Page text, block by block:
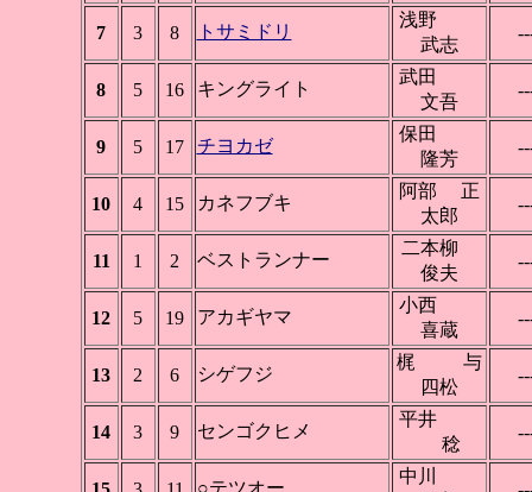
7 3 8 トサミドリ
浅野
武志
8 5 16 キングライト
武田
文吾
9 5 17 チヨカゼ
保田
隆芳
10 4 15 カネフブキ
阿部 正
太郎
11 1 2 ベストランナー
二本柳
俊夫
12 5 19 アカギヤマ
小西
喜蔵
13 2 6 シゲフジ
梶 与
四松
14 3 9 センゴクヒメ
平井
稔
中川